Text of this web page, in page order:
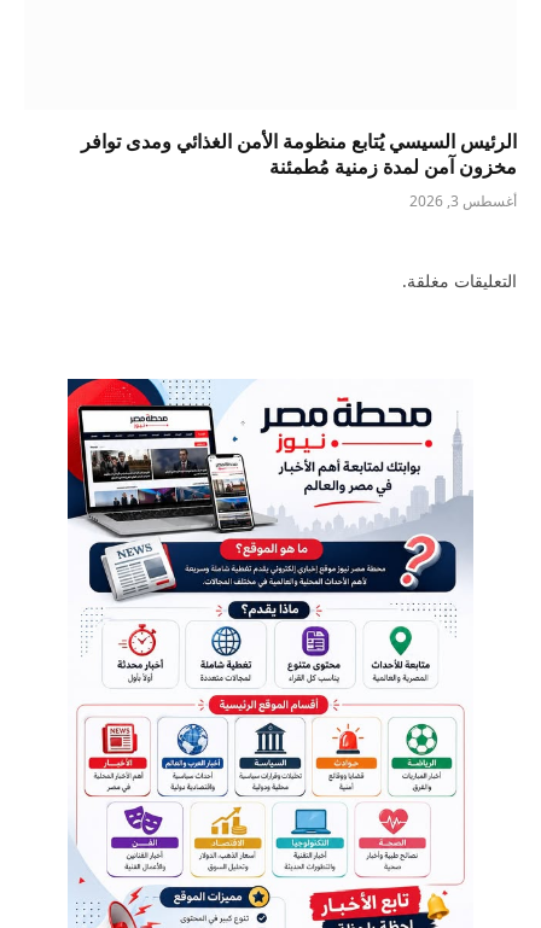
الرئيس السيسي يُتابع منظومة الأمن الغذائي ومدى توافر
مخزون آمن لمدة زمنية مُطمئنة
أغسطس 3, 2026
التعليقات مغلقة.